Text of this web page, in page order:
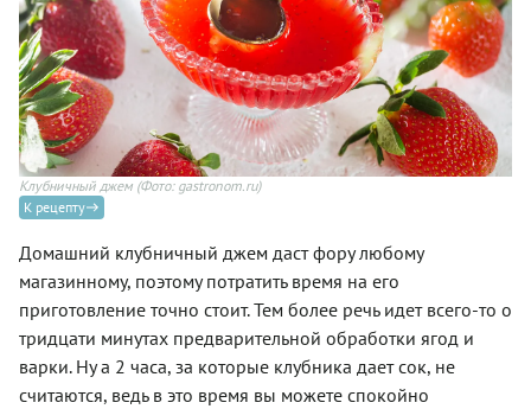
Клубничный джем (Фото: gastronom.ru)
К рецепту
Домашний клубничный джем даст фору любому
магазинному, поэтому потратить время на его
приготовление точно стоит. Тем более речь идет всего-то о
тридцати минутах предварительной обработки ягод и
варки. Ну а 2 часа, за которые клубника дает сок, не
считаются, ведь в это время вы можете спокойно